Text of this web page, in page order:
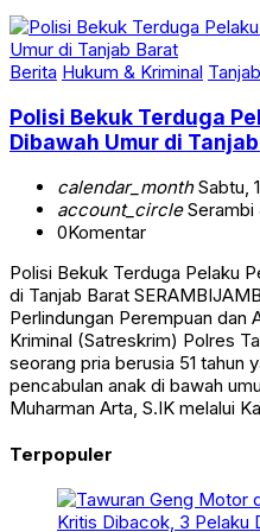
Berita Hukum & Kriminal
Polisi Bekuk Terduga
Dibawah Umur di
calendar_monthSabtu,
account_circleSerambi
0Komentar
Polisi Bekuk Terduga Pelaku
di Tanjab Barat
Perlindungan Perempuan dan
Kriminal (Satreskrim) Polres
seorang pria berusia 51 tahun
pencabulan anak di bawah
Muharman Arta, S.IK melalui
Terpopuler